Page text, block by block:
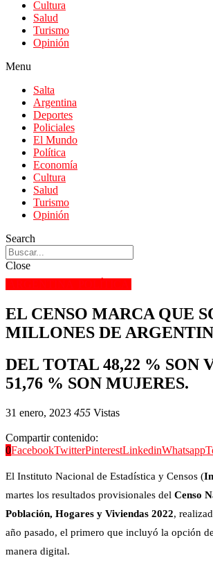
Cultura
Salud
Turismo
Opinión
Menu
Salta
Argentina
Deportes
Policiales
El Mundo
Política
Economía
Cultura
Salud
Turismo
Opinión
Search
Close
EL CENSO MARCA QUE
MILLONES DE
DEL TOTAL 48,22 % SON
51,76 % SON MUJERES.
31 enero, 2023 455 Vistas
Compartir contenido:
0FacebookTwitterPinterestLinkedinWhatsapp
El Instituto Nacional de Estadística y Censos (
martes los resultados provisionales del Censo
Población, Hogares y Viviendas 2022,
año pasado, el primero que incluyó la opción
manera digital.